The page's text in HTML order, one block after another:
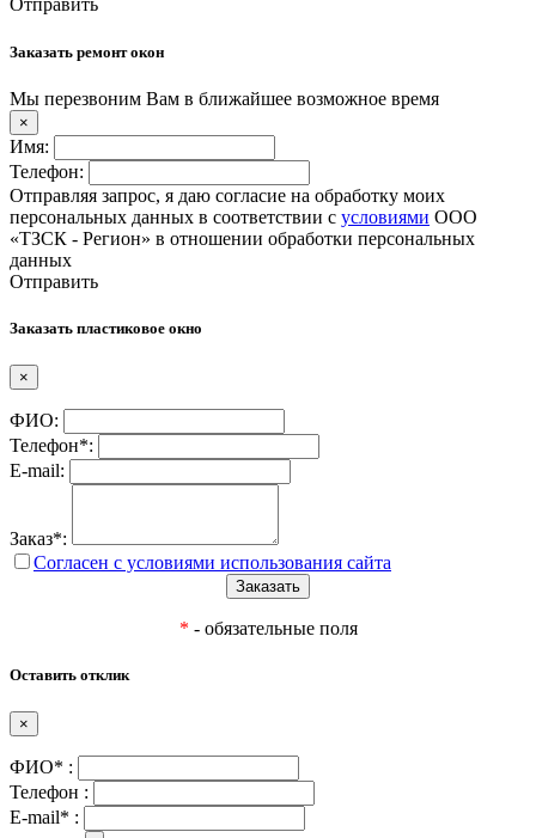
Отправить
Заказать ремонт окон
Мы перезвоним Вам в ближайшее возможное время
×
Имя:
Телефон:
Отправляя запрос, я даю согласие на обработку моих
персональных данных в соответствии с условиями ООО
«ТЗСК - Регион» в отношении обработки персональных
данных
Отправить
Заказать пластиковое окно
×
ФИО:
Телефон*:
E-mail:
Заказ*:
Согласен с условиями использования сайта
* - обязательные поля
Оставить отклик
×
ФИО* :
Телефон :
E-mail* :